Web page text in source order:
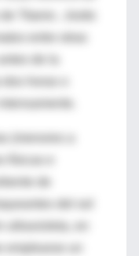
de la
horas o
(menores a
de
del sol